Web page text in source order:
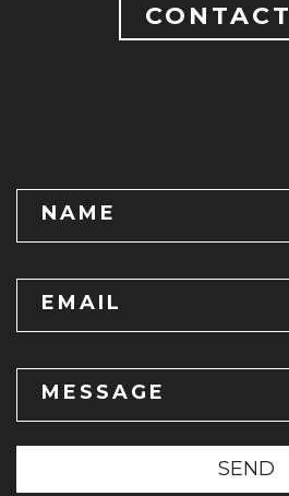
CONTACT
NAME
EMAIL
MESSAGE
SEND